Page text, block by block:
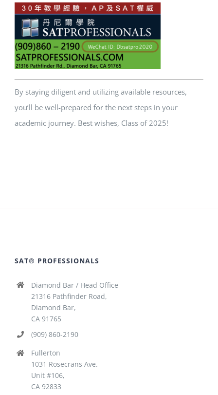
By staying diligent and utilizing available resources,
you’ll be well-prepared for the next steps in your
academic journey. Best wishes, Class of 2025!
SAT® PROFESSIONALS
Diamond Bar / Head Office
21316 Pathfinder Road,
Diamond Bar,
CA 91765
(909) 860-2190
Fullerton
1031 Rosecrans Ave.
Unit #106,
CA 92833